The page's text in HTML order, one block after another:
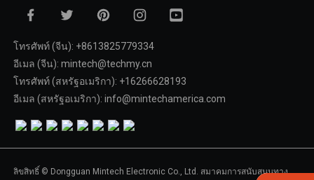
โทรศัพท์ (จีน): +8613825779334
อีเมล (จีน): mintech@techmy.cn
โทรศัพท์ (สหรัฐอเมริกา): +16266628193
อีเมล (สหรัฐอเมริกา): info@mintechamerica.com
ลิขสิทธิ์ © Dongguan Mintech Electronic Co., Ltd. สมาคมการสนับสนุนทาง